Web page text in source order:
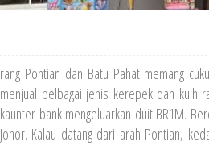
rang Pontian dan Batu Pahat memang
menjual pelbagai jenis kerepek dan kuih
kaunter bank mengeluarkan duit BR1M.
Johor. Kalau datang dari arah Pontian,